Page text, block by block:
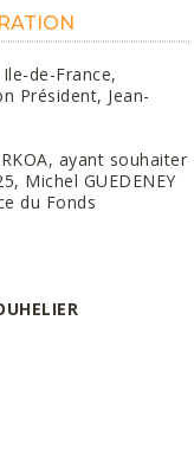
de-France,
Président, Jean-
ayant souhaiter
Michel GUEDENEY
du Fonds